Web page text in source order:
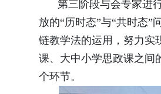
第三阶段与会专家进
放的“历时态”与“共时态
链教学法的运用，努力实
课、大中小学思政课之间
个环节。